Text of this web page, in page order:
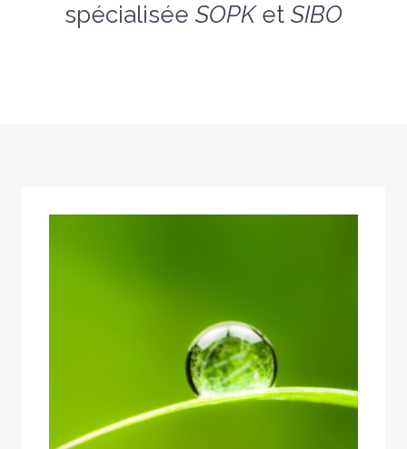
spécialisée SOPKet SIBO